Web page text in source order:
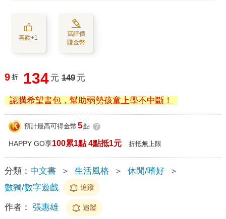
喜歡+1
寫評價
賺金幣
9 折 134 元 149 元
認購希望書包，幫助弱勢孩童上學不中斷！
預計最高可得金幣 5點 ?
HAPPY GO享100累1點 4點抵1元 折抵無上限
分類： 中文書 ＞ 生活風格 ＞ 休閒/嗜好
＞
數獨/數字遊戲
追蹤
作者： 張惠雄 追蹤